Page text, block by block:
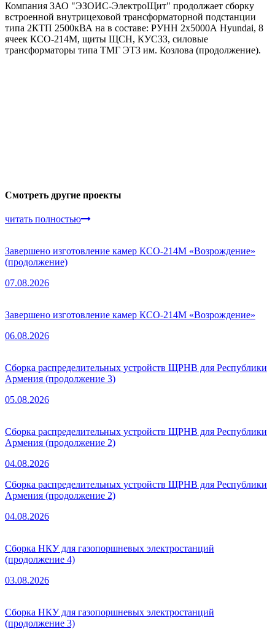
Компания ЗАО "ЭЗОИС-ЭлектроЩит" продолжает сборку
встроенной внутрицеховой трансформаторной подстанции
типа 2КТП 2500кВА на в составе: РУНН 2х5000А Hyundai, 8
ячеек КСО-214М, щиты ЩСН, КУСЗЗ, силовые
трансформаторы типа ТМГ ЭТЗ им. Козлова (продолжение).
Смотреть другие проекты
читать полностью
Завершено изготовление камер КСО-214М «Возрождение»
(продолжение)
07.08.2026
Завершено изготовление камер КСО-214М «Возрождение»
06.08.2026
Сборка распределительных устройств ЩРНВ для Республики
Армения (продолжение 3)
05.08.2026
Сборка распределительных устройств ЩРНВ для Республики
Армения (продолжение 2)
04.08.2026
Сборка распределительных устройств ЩРНВ для Республики
Армения (продолжение 2)
04.08.2026
Сборка НКУ для газопоршневых электростанций
(продолжение 4)
03.08.2026
Сборка НКУ для газопоршневых электростанций
(продолжение 3)